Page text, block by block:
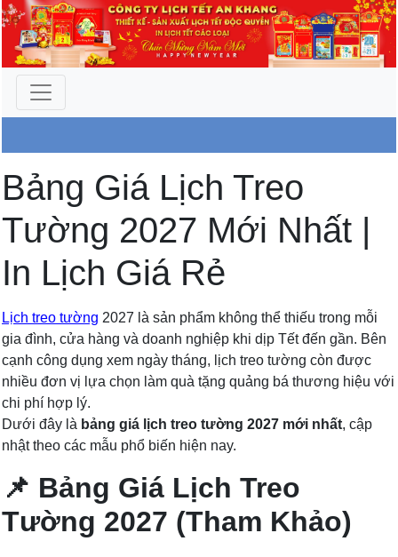
Công Ty An Khang
Bảng Giá Lịch Treo
Tường 2027 Mới Nhất |
In Lịch Giá Rẻ
Lịch treo tường 2027 là sản phẩm không thể thiếu trong mỗi
gia đình, cửa hàng và doanh nghiệp khi dịp Tết đến gần. Bên
cạnh công dụng xem ngày tháng, lịch treo tường còn được
nhiều đơn vị lựa chọn làm quà tặng quảng bá thương hiệu với
chi phí hợp lý.
Dưới đây là bảng giá lịch treo tường 2027 mới nhất, cập
nhật theo các mẫu phổ biến hiện nay.
📌 Bảng Giá Lịch Treo
Tường 2027 (Tham Khảo)